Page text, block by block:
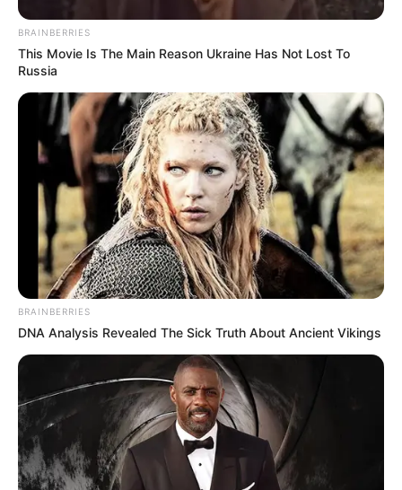
BRAINBERRIES
This Movie Is The Main Reason Ukraine Has Not Lost To
Russia
BRAINBERRIES
DNA Analysis Revealed The Sick Truth About Ancient Vikings